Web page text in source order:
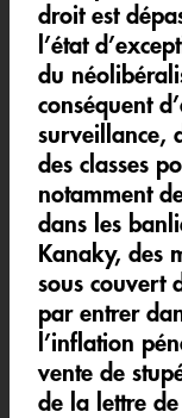
droit est
l’état
du
conséquent
surveillance,
des classes
notamment
dans les
Kanaky, des
sous couvert
par entrer
l’inflation
vente de
de la lettre